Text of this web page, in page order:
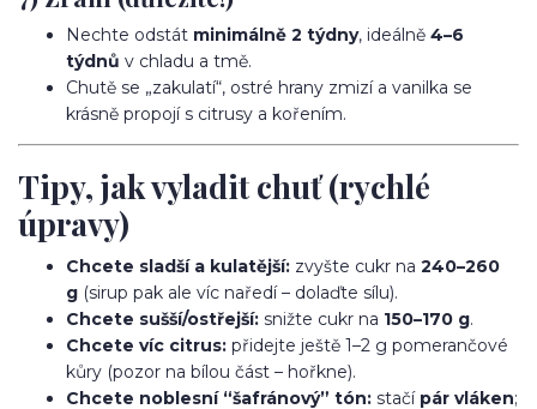
Nechte odstát minimálně 2 týdny, ideálně 4–6
týdnů v chladu a tmě.
Chutě se „zakulatí“, ostré hrany zmizí a vanilka se
krásně propojí s citrusy a kořením.
Tipy, jak vyladit chuť (rychlé
úpravy)
Chcete sladší a kulatější: zvyšte cukr na 240–260
g (sirup pak ale víc naředí – dolaďte sílu).
Chcete sušší/ostřejší: snižte cukr na 150–170 g.
Chcete víc citrus: přidejte ještě 1–2 g pomerančové
kůry (pozor na bílou část – hořkne).
Chcete noblesní “šafránový” tón: stačí pár vláken;